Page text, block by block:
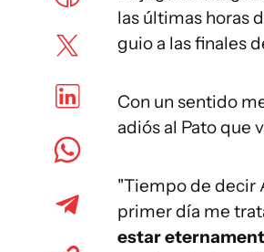
las últimas horas
guio a las finales
Con un sentido
adiós al Pato que
"Tiempo de decir
primer día me
estar